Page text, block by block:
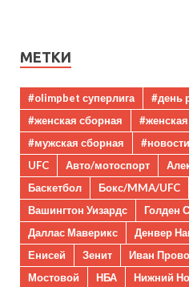
МЕТКИ
#olimpbet суперлига
#день
#женская сборная
#мужская сборная
#новости
UFC
Авто/мотоспорт
Баскетбол
Бокс/MMA/UFC
Вашингтон Уизардс
Голден
Даллас Маверикс
Денвер
Енисей
Зенит Иван
Мостовой
НБА Нижний